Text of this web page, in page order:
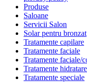
Produse
Saloane
Servicii Salon
Solar pentru bronzat
Tratamente capilare
Tratamente faciale
Tratamente faciale/
Tratamente
Tratamente speciale